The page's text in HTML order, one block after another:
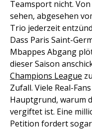
Teamsport nicht.
sehen, abgesehen
Trio jederzeit
Dass Paris Saint-
Mbappes Abgang
dieser Saison
Champions League
Zufall. Viele Real-
Hauptgrund, warum
vergiftet ist. Eine
Petition fordert